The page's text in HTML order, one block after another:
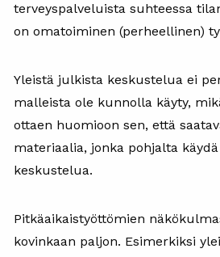
terveyspalveluista suhteessa
on omatoiminen (perheellinen)
Yleistä julkista keskustelua ei
malleista ole kunnolla käyty,
ottaen huomioon sen, että
materiaalia, jonka pohjalta
keskustelua.
Pitkäaikaistyöttömien
kovinkaan paljon. Esimerkiksi